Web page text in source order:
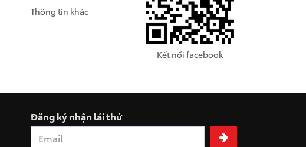
Thông tin khác
Kết nối facebook
Đăng ký nhận lái thử